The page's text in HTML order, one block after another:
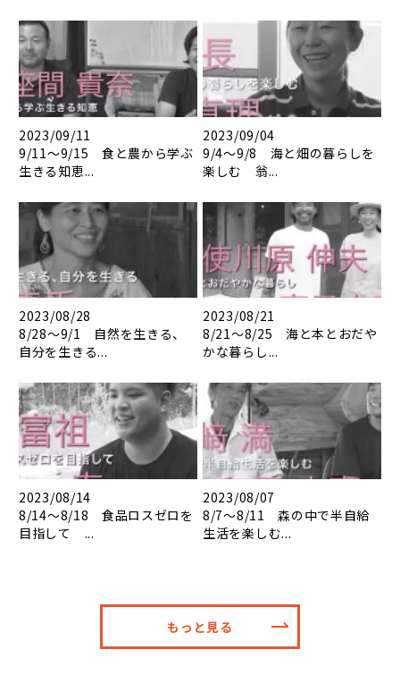
2023/09/11
9/11～9/15 食と農から学ぶ
生きる知恵...
2023/09/04
9/4～9/8 海と畑の暮らしを
楽しむ 翁...
2023/08/28
8/28～9/1 自然を生きる、
自分を生きる...
2023/08/21
8/21～8/25 海と本とおだや
かな暮らし...
2023/08/14
8/14～8/18 食品ロスゼロを
目指して ...
2023/08/07
8/7～8/11 森の中で半自給
生活を楽しむ...
もっと見る